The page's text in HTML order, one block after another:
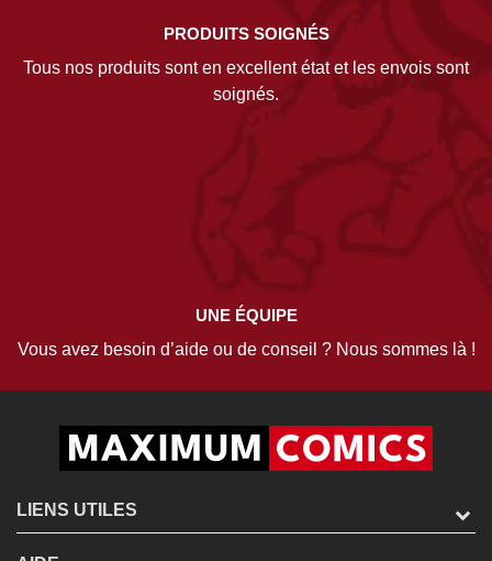
PRODUITS SOIGNÉS
Tous nos produits sont en excellent état et les envois sont
soignés.
UNE ÉQUIPE
Vous avez besoin d’aide ou de conseil ? Nous sommes là !
LIENS UTILES